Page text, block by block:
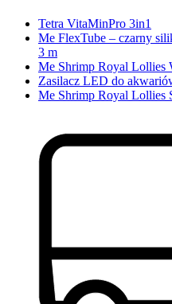
Tetra VitaMinPro 3in1
Me FlexTube – czarny
3 m
Me Shrimp Royal Lollies
Zasilacz LED do
Me Shrimp Royal Lollies